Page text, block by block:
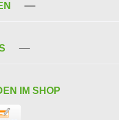
IM SHOP